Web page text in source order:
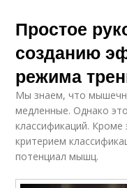
Простое
созданию
режима
Мы знаем, что
медленные. Однако
классификаций.
критерием
потенциал мышц.